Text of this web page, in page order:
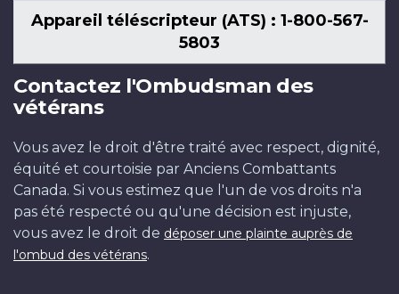
Appareil téléscripteur (ATS) : 1-800-567-
5803
Contactez l'Ombudsman des
vétérans
Vous avez le droit d'être traité avec respect, dignité,
équité et courtoisie par Anciens Combattants
Canada. Si vous estimez que l'un de vos droits n'a
pas été respecté ou qu'une décision est injuste,
vous avez le droit de déposer une plainte auprès de
l'ombud des vétérans.